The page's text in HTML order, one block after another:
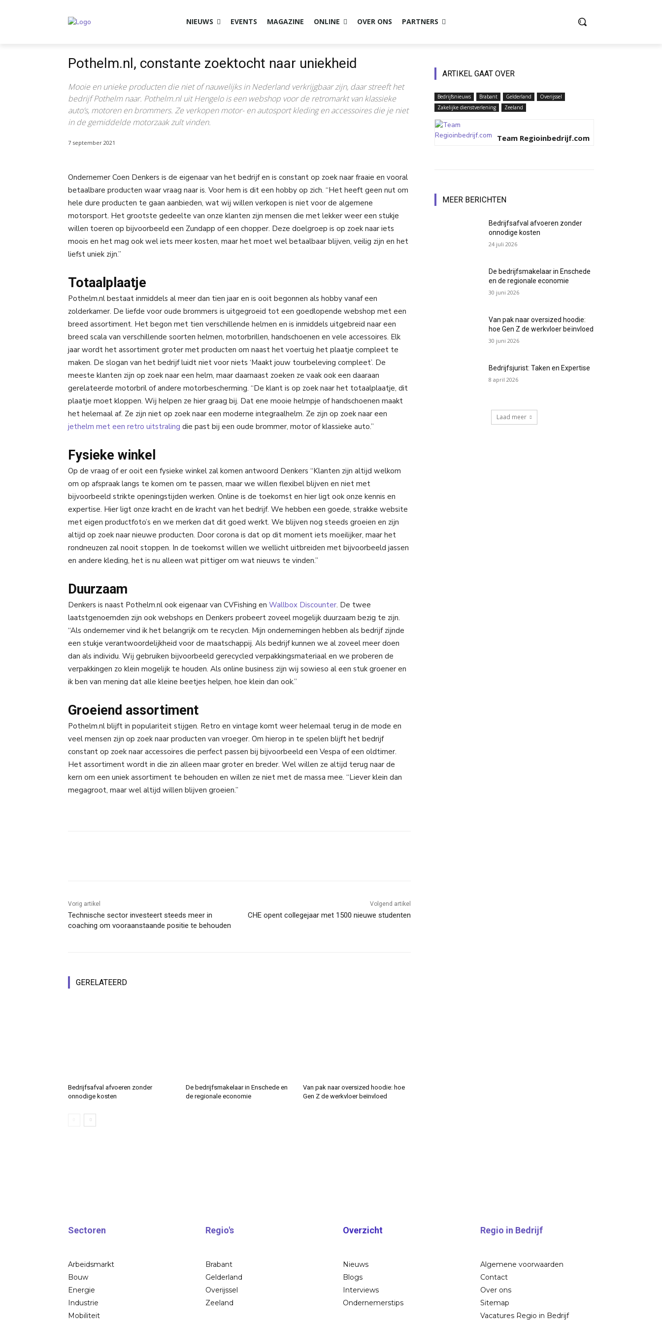
NIEUWS EVENTS MAGAZINE ONLINE OVER ONS PARTNERS
Pothelm.nl, constante zoektocht naar uniekheid
Mooie en unieke producten die niet of nauwelijks in Nederland verkrijgbaar zijn, daar streeft het
bedrijf Pothelm naar. Pothelm.nl uit Hengelo is een webshop voor de retromarkt van klassieke
auto’s, motoren en brommers. Ze verkopen motor- en autosport kleding en accessoires die je niet
in de gemiddelde motorzaak zult vinden.
7 september 2021
Ondernemer Coen Denkers is de eigenaar van het bedrijf en is constant op zoek naar fraaie en vooral
betaalbare producten waar vraag naar is. Voor hem is dit een hobby op zich. “Het heeft geen nut om
hele dure producten te gaan aanbieden, wat wij willen verkopen is niet voor de algemene
motorsport. Het grootste gedeelte van onze klanten zijn mensen die met lekker weer een stukje
willen toeren op bijvoorbeeld een Zundapp of een chopper. Deze doelgroep is op zoek naar iets
moois en het mag ook wel iets meer kosten, maar het moet wel betaalbaar blijven, veilig zijn en het
liefst uniek zijn.”
Totaalplaatje
Pothelm.nl bestaat inmiddels al meer dan tien jaar en is ooit begonnen als hobby vanaf een
zolderkamer. De liefde voor oude brommers is uitgegroeid tot een goedlopende webshop met een
breed assortiment. Het begon met tien verschillende helmen en is inmiddels uitgebreid naar een
breed scala van verschillende soorten helmen, motorbrillen, handschoenen en vele accessoires. Elk
jaar wordt het assortiment groter met producten om naast het voertuig het plaatje compleet te
maken. De slogan van het bedrijf luidt niet voor niets ‘Maakt jouw tourbeleving compleet’. De
meeste klanten zijn op zoek naar een helm, maar daarnaast zoeken ze vaak ook een daaraan
gerelateerde motorbril of andere motorbescherming. “De klant is op zoek naar het totaalplaatje, dit
plaatje moet kloppen. Wij helpen ze hier graag bij. Dat ene mooie helmpje of handschoenen maakt
het helemaal af. Ze zijn niet op zoek naar een moderne integraalhelm. Ze zijn op zoek naar een
jethelm met een retro uitstraling die past bij een oude brommer, motor of klassieke auto.”
Fysieke winkel
Op de vraag of er ooit een fysieke winkel zal komen antwoord Denkers “Klanten zijn altijd welkom
om op afspraak langs te komen om te passen, maar we willen flexibel blijven en niet met
bijvoorbeeld strikte openingstijden werken. Online is de toekomst en hier ligt ook onze kennis en
expertise. Hier ligt onze kracht en de kracht van het bedrijf. We hebben een goede, strakke website
met eigen productfoto’s en we merken dat dit goed werkt. We blijven nog steeds groeien en zijn
altijd op zoek naar nieuwe producten. Door corona is dat op dit moment iets moeilijker, maar het
rondneuzen zal nooit stoppen. In de toekomst willen we wellicht uitbreiden met bijvoorbeeld jassen
en andere kleding, het is nu alleen wat pittiger om wat nieuws te vinden.”
Duurzaam
Denkers is naast Pothelm.nl ook eigenaar van CVFishing en Wallbox Discounter. De twee
laatstgenoemden zijn ook webshops en Denkers probeert zoveel mogelijk duurzaam bezig te zijn.
“Als ondernemer vind ik het belangrijk om te recyclen. Mijn ondernemingen hebben als bedrijf zijnde
een stukje verantwoordelijkheid voor de maatschappij. Als bedrijf kunnen we al zoveel meer doen
dan als individu. Wij gebruiken bijvoorbeeld gerecycled verpakkingsmateriaal en we proberen de
verpakkingen zo klein mogelijk te houden. Als online business zijn wij sowieso al een stuk groener en
ik ben van mening dat alle kleine beetjes helpen, hoe klein dan ook.”
Groeiend assortiment
Pothelm.nl blijft in populariteit stijgen. Retro en vintage komt weer helemaal terug in de mode en
veel mensen zijn op zoek naar producten van vroeger. Om hierop in te spelen blijft het bedrijf
constant op zoek naar accessoires die perfect passen bij bijvoorbeeld een Vespa of een oldtimer.
Het assortiment wordt in die zin alleen maar groter en breder. Wel willen ze altijd terug naar de
kern om een uniek assortiment te behouden en willen ze niet met de massa mee. “Liever klein dan
megagroot, maar wel altijd willen blijven groeien.”
Vorig artikel
Technische sector investeert steeds meer in
coaching om vooraanstaande positie te behouden
Volgend artikel
CHE opent collegejaar met 1500 nieuwe studenten
GERELATEERD
Bedrijfsafval afvoeren zonder
onnodige kosten
De bedrijfsmakelaar in Enschede en
de regionale economie
Van pak naar oversized hoodie: hoe
Gen Z de werkvloer beïnvloed
ARTIKEL GAAT OVER
Bedrijfsnieuws Brabant Gelderland
Overijssel
Zakelijke dienstverlening
Zeeland
Team Regioinbedrijf.com
MEER BERICHTEN
Bedrijfsafval afvoeren zonder
onnodige kosten
24 juli 2026
De bedrijfsmakelaar in Enschede
en de regionale economie
30 juni 2026
Van pak naar oversized hoodie:
hoe Gen Z de werkvloer beïnvloed
30 juni 2026
Bedrijfsjurist: Taken en Expertise
8 april 2026
Laad meer
Sectoren
Arbeidsmarkt
Bouw
Energie
Industrie
Mobiliteit
Regio's
Brabant
Gelderland
Overijssel
Zeeland
Overzicht
Nieuws
Blogs
Interviews
Ondernemerstips
Regio in Bedrijf
Algemene voorwaarden
Contact
Over ons
Sitemap
Vacatures Regio in Bedrijf